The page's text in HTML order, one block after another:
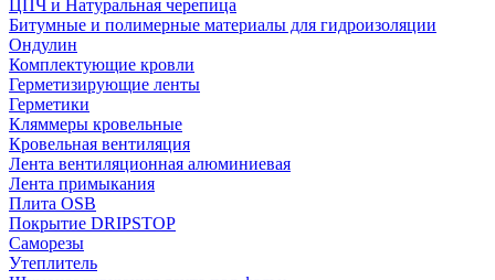
ЦПЧ и Натуральная черепица
Битумные и полимерные материалы для гидроизоляции
Ондулин
Комплектующие кровли
Герметизирующие ленты
Герметики
Кляммеры кровельные
Кровельная вентиляция
Лента вентиляционная алюминиевая
Лента примыкания
Плита OSB
Покрытие DRIPSTOP
Саморезы
Утеплитель